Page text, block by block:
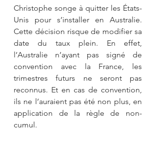
Christophe songe à quitter les États-
Unis pour s’installer en Australie.
Cette décision risque de modifier sa
date du taux plein. En effet,
l’Australie n’ayant pas signé de
convention avec la France, les
trimestres futurs ne seront pas
reconnus. Et en cas de convention,
ils ne l’auraient pas été non plus, en
application de la règle de non-
cumul.